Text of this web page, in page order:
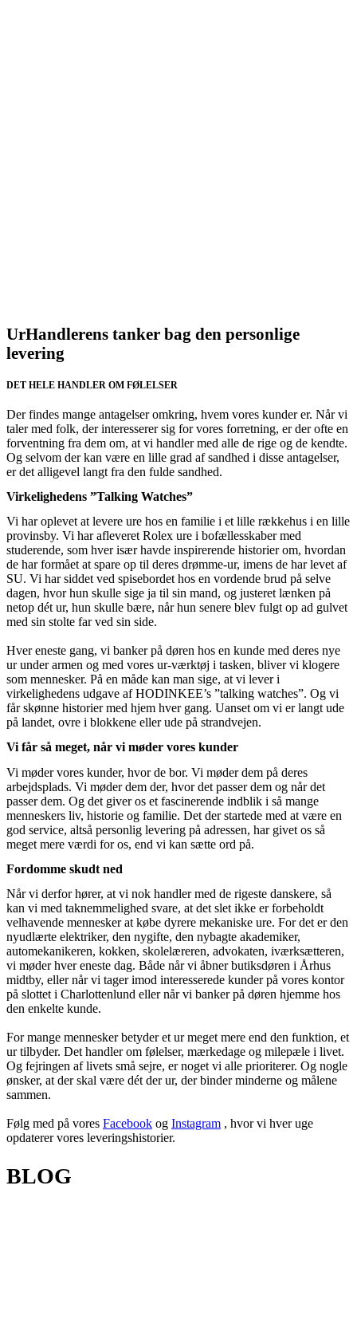
UrHandlerens tanker bag den personlige
levering
DET HELE HANDLER OM FØLELSER
Der findes mange antagelser omkring, hvem vores kunder er. Når vi
taler med folk, der interesserer sig for vores forretning, er der ofte en
forventning fra dem om, at vi handler med alle de rige og de kendte.
Og selvom der kan være en lille grad af sandhed i disse antagelser,
er det alligevel langt fra den fulde sandhed.
Virkelighedens ”Talking Watches”
Vi har oplevet at levere ure hos en familie i et lille rækkehus i en lille
provinsby. Vi har afleveret Rolex ure i bofællesskaber med
studerende, som hver især havde inspirerende historier om, hvordan
de har formået at spare op til deres drømme-ur, imens de har levet af
SU. Vi har siddet ved spisebordet hos en vordende brud på selve
dagen, hvor hun skulle sige ja til sin mand, og justeret lænken på
netop dét ur, hun skulle bære, når hun senere blev fulgt op ad gulvet
med sin stolte far ved sin side.
Hver eneste gang, vi banker på døren hos en kunde med deres nye
ur under armen og med vores ur-værktøj i tasken, bliver vi klogere
som mennesker. På en måde kan man sige, at vi lever i
virkelighedens udgave af HODINKEE’s ”talking watches”. Og vi
får skønne historier med hjem hver gang. Uanset om vi er langt ude
på landet, ovre i blokkene eller ude på strandvejen.
Vi får så meget, når vi møder vores kunder
Vi møder vores kunder, hvor de bor. Vi møder dem på deres
arbejdsplads. Vi møder dem der, hvor det passer dem og når det
passer dem. Og det giver os et fascinerende indblik i så mange
menneskers liv, historie og familie. Det der startede med at være en
god service, altså personlig levering på adressen, har givet os så
meget mere værdi for os, end vi kan sætte ord på.
Fordomme skudt ned
Når vi derfor hører, at vi nok handler med de rigeste danskere, så
kan vi med taknemmelighed svare, at det slet ikke er forbeholdt
velhavende mennesker at købe dyrere mekaniske ure. For det er den
nyudlærte elektriker, den nygifte, den nybagte akademiker,
automekanikeren, kokken, skolelæreren, advokaten, iværksætteren,
vi møder hver eneste dag. Både når vi åbner butiksdøren i Århus
midtby, eller når vi tager imod interesserede kunder på vores kontor
på slottet i Charlottenlund eller når vi banker på døren hjemme hos
den enkelte kunde.
For mange mennesker betyder et ur meget mere end den funktion, et
ur tilbyder. Det handler om følelser, mærkedage og milepæle i livet.
Og fejringen af livets små sejre, er noget vi alle prioriterer. Og nogle
ønsker, at der skal være dét der ur, der binder minderne og målene
sammen.
Følg med på vores Facebook og Instagram , hvor vi hver uge
opdaterer vores leveringshistorier.
BLOG